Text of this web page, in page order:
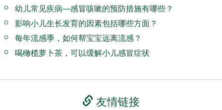
幼儿常见疾病—感冒咳嗽的预防措施有哪些？
影响小儿生长发育的因素包括哪些方面？
每年流感季，如何帮宝宝远离流感？
喝橄榄萝卜茶，可以缓解小儿感冒症状
友情链接